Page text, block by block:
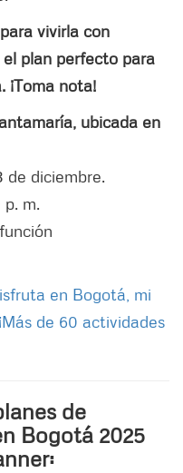
vivirla con
el plan perfecto para
¡Toma nota!
ubicada en
de diciembre.
m.
en Bogotá, mi
de 60 actividades
de
Bogotá 2025